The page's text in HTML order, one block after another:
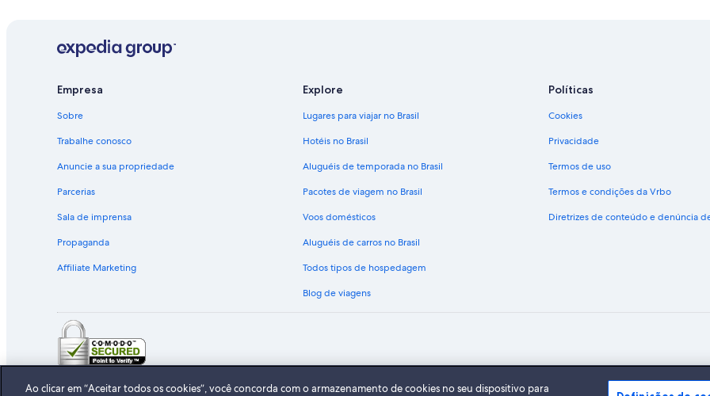
Empresa
Sobre
Trabalhe conosco
Anuncie a sua propriedade
Parcerias
Sala de imprensa
Propaganda
Affiliate Marketing
Explore
Lugares para viajar no Brasil
Hotéis no Brasil
Aluguéis de temporada no Brasil
Pacotes de viagem no Brasil
Voos domésticos
Aluguéis de carros no Brasil
Todos tipos de hospedagem
Blog de viagens
Políticas
Cookies
Privacidade
Termos de uso
Termos e condições da Vrbo
Diretrizes de conteúdo e denúncia
© 2026 Expedia, Inc., uma empresa do Expedia Group. Todos os direitos reservados Expedia e o logotipo da Expedia
Ao clicar em “Aceitar todos os cookies”, você concorda com o armazenamento de cookies no seu dispositivo para